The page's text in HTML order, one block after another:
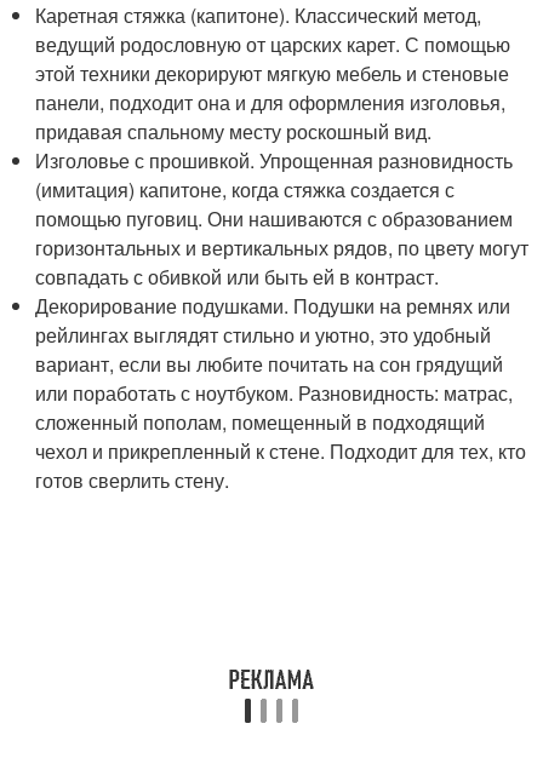
Каретная стяжка (капитоне). Классический метод,
ведущий родословную от царских карет. С помощью
этой техники декорируют мягкую мебель и стеновые
панели, подходит она и для оформления изголовья,
придавая спальному месту роскошный вид.
Изголовье с прошивкой. Упрощенная разновидность
(имитация) капитоне, когда стяжка создается с
помощью пуговиц. Они нашиваются с образованием
горизонтальных и вертикальных рядов, по цвету могут
совпадать с обивкой или быть ей в контраст.
Декорирование подушками. Подушки на ремнях или
рейлингах выглядят стильно и уютно, это удобный
вариант, если вы любите почитать на сон грядущий
или поработать с ноутбуком. Разновидность: матрас,
сложенный пополам, помещенный в подходящий
чехол и прикрепленный к стене. Подходит для тех, кто
готов сверлить стену.